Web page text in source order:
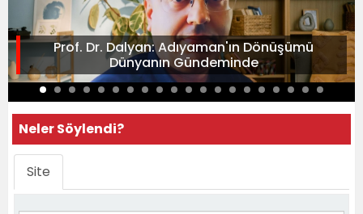
Prof. Dr. Dalyan: Adıyaman'ın Dönüşümü
Dünyanın Gündeminde
Neler Söylendi?
Site